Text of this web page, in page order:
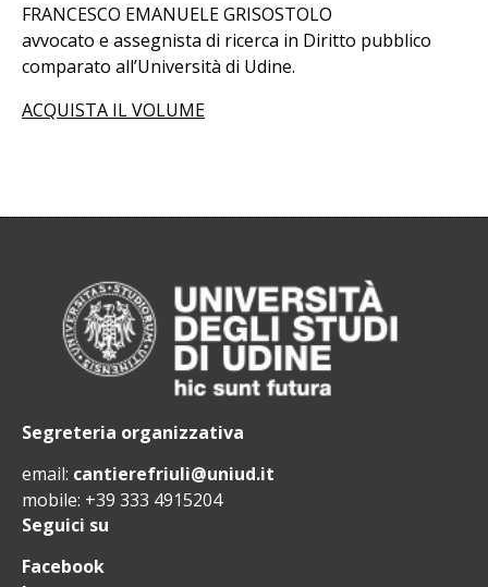
FRANCESCO EMANUELE GRISOSTOLO
avvocato e assegnista di ricerca in Diritto pubblico
comparato all’Università di Udine.
ACQUISTA IL VOLUME
Segreteria organizzativa
email: cantierefriuli@uniud.it
mobile: +39 333 4915204
Seguici su
Facebook